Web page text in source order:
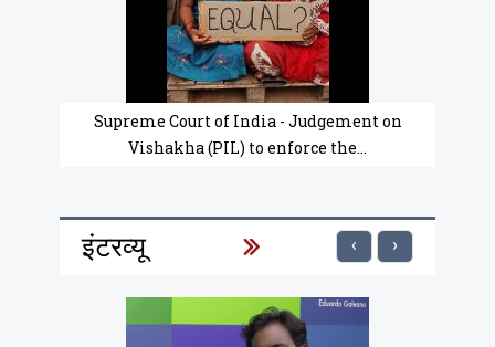
Supreme Court of India - Judgement on
Vishakha (PIL) to enforce the...
इंटरव्यू ‹ ›